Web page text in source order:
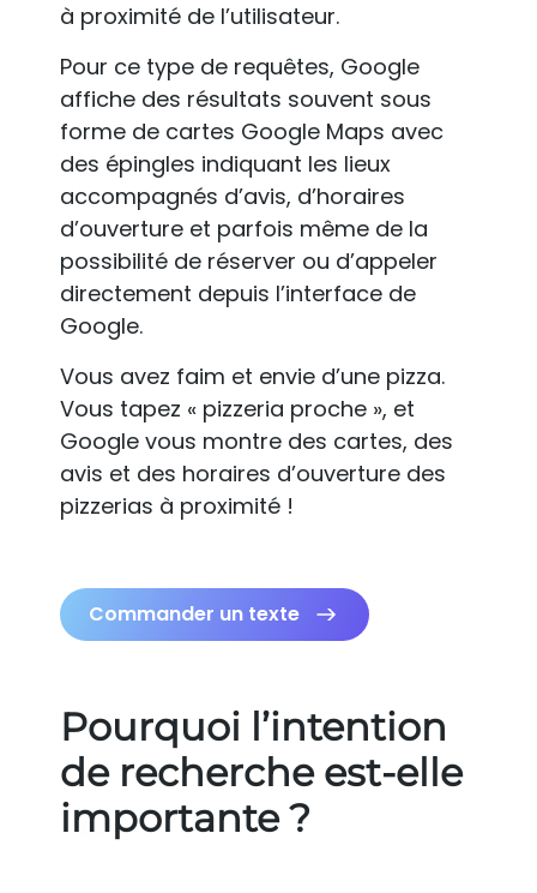
à proximité de l’utilisateur.
Pour ce type de requêtes, Google
affiche des résultats souvent sous
forme de cartes Google Maps avec
des épingles indiquant les lieux
accompagnés d’avis, d’horaires
d’ouverture et parfois même de la
possibilité de réserver ou d’appeler
directement depuis l’interface de
Google.
Vous avez faim et envie d’une pizza.
Vous tapez « pizzeria proche », et
Google vous montre des cartes, des
avis et des horaires d’ouverture des
pizzerias à proximité !
Commander un texte
Pourquoi l’intention
de recherche est-elle
importante ?